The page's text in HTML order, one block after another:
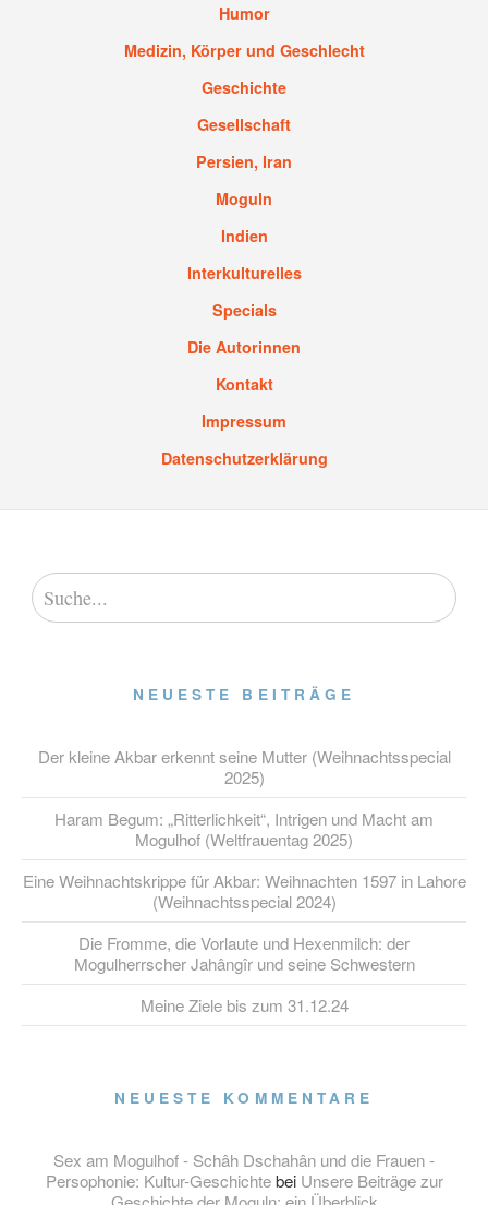
Humor
Medizin, Körper und Geschlecht
Geschichte
Gesellschaft
Persien, Iran
Moguln
Indien
Interkulturelles
Specials
Die Autorinnen
Kontakt
Impressum
Datenschutzerklärung
NEUESTE BEITRÄGE
Der kleine Akbar erkennt seine Mutter (Weihnachtsspecial
2025)
Haram Begum: „Ritterlichkeit“, Intrigen und Macht am
Mogulhof (Weltfrauentag 2025)
Eine Weihnachtskrippe für Akbar: Weihnachten 1597 in Lahore
(Weihnachtsspecial 2024)
Die Fromme, die Vorlaute und Hexenmilch: der
Mogulherrscher Jahângîr und seine Schwestern
Meine Ziele bis zum 31.12.24
NEUESTE KOMMENTARE
Sex am Mogulhof - Schâh Dschahân und die Frauen -
Persophonie: Kultur-Geschichtebei Unsere Beiträge zur